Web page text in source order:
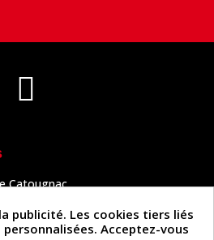
Catougnac
publicité. Les cookies tiers liés
Acceptez-vous